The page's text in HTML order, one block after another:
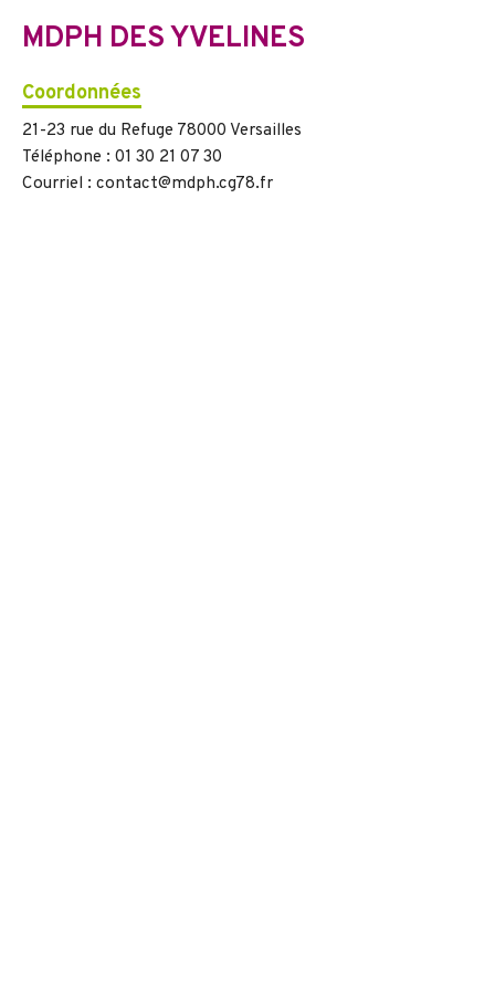
MDPH DES YVELINES
Coordonnées
21-23 rue du Refuge 78000 Versailles
Téléphone : 01 30 21 07 30
Courriel : contact@mdph.cg78.fr